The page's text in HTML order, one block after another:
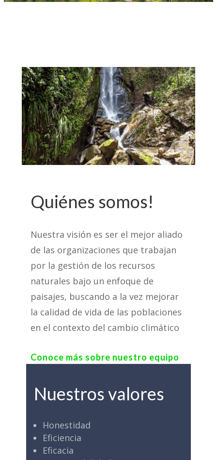
Quiénes somos!
Nuestra visión es ser el mejor aliado
de las organizaciones que trabajan
por la gestión de los recursos
naturales bajo un enfoque de
paisajes, buscando a la vez mejorar
la calidad de vida de las poblaciones
en el contexto del cambio climático
Conoce más sobre nuestro equipo
Nuestros valores
Honestidad
Eficiencia
Eficacia